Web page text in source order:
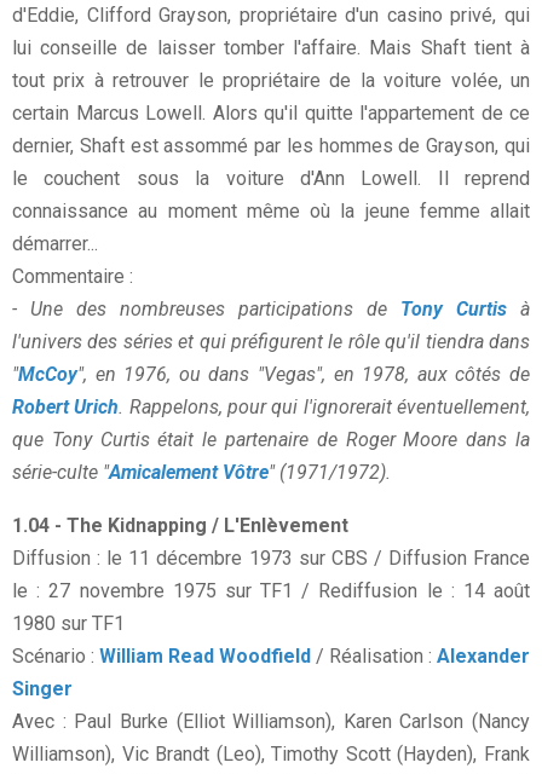
d'Eddie, Clifford Grayson, propriétaire d'un casino privé, qui
lui conseille de laisser tomber l'affaire. Mais Shaft tient à
tout prix à retrouver le propriétaire de la voiture volée, un
certain Marcus Lowell. Alors qu'il quitte l'appartement de ce
dernier, Shaft est assommé par les hommes de Grayson, qui
le couchent sous la voiture d'Ann Lowell. Il reprend
connaissance au moment même où la jeune femme allait
démarrer...
Commentaire :
- Une des nombreuses participations de Tony Curtis à
l'univers des séries et qui préfigurent le rôle qu'il tiendra dans
"McCoy", en 1976, ou dans "Vegas", en 1978, aux côtés de
Robert Urich. Rappelons, pour qui l'ignorerait éventuellement,
que Tony Curtis était le partenaire de Roger Moore dans la
série-culte "Amicalement Vôtre" (1971/1972).
1.04 - The Kidnapping / L'Enlèvement
Diffusion : le 11 décembre 1973 sur CBS / Diffusion France
le : 27 novembre 1975 sur TF1 / Rediffusion le : 14 août
1980 sur TF1
Scénario : William Read Woodfield / Réalisation : Alexander
Singer
Avec : Paul Burke (Elliot Williamson), Karen Carlson (Nancy
Williamson), Vic Brandt (Leo), Timothy Scott (Hayden), Frank